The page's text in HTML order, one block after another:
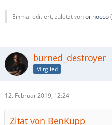
Einmal editiert, zuletzt vonorinocco(
burned_destroyer
Mitglied
12. Februar 2019, 12:24
Zitat von BenKupp